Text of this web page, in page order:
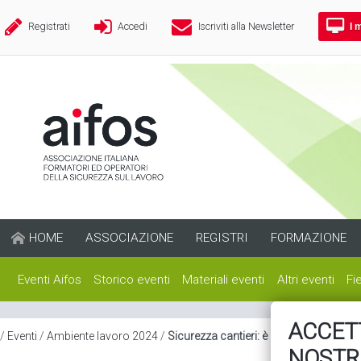
Registrati Accedi Iscriviti alla Newsletter I
HOME ASSOCIAZIONE REGISTRI FORMAZIONE
Eventi Aifos Storico eventi Materiali eventi Altri eventi
/ Eventi / Ambiente lavoro 2024 / Sicurezza cantieri: è possibile